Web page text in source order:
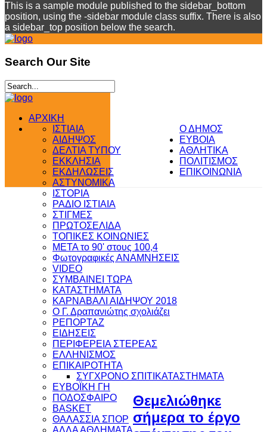
This is a sample module published to the sidebar_bottom
position, using the -sidebar module class suffix. There is also
a sidebar_top position below the search.
Search Our Site
ΑΡΧΙΚΗ
Ο ΔΗΜΟΣ
ΙΣΤΙΑΙΑ
ΑΙΔΗΨΟΣ
ΔΕΛΤΙΑ ΤΥΠΟΥ
ΕΚΚΛΗΣΙΑ
ΕΚΔΗΛΩΣΕΙΣ
ΑΣΤΥΝΟΜΙΚΑ
ΙΣΤΟΡΙΑ
ΡΑΔΙΟ ΙΣΤΙΑΙΑ
ΣΤΙΓΜΕΣ
ΠΡΩΤΟΣΕΛΙΔΑ
ΤΟΠΙΚΕΣ ΚΟΙΝΩΝΙΕΣ
ΜΕΤΑ το 90' στους 100,4
Φωτογραφικές ΑΝΑΜΝΗΣΕΙΣ
VIDEO
ΣΥΜΒΑΙΝΕΙ ΤΩΡΑ
ΚΑΤΑΣΤΗΜΑΤΑ
ΚΑΡΝΑΒΑΛΙ ΑΙΔΗΨΟΥ 2018
Ο Γ. Δραπανιώτης σχολιάζει
ΡΕΠΟΡΤΑΖ
ΕΥΒΟΙΑ
ΕΙΔΗΣΕΙΣ
ΠΕΡΙΦΕΡΕΙΑ ΣΤΕΡΕΑΣ
ΕΛΛΗΝΙΣΜΟΣ
ΕΠΙΚΑΙΡΟΤΗΤΑ
ΚΑΤΑΣΤΗΜΑΤΑ
ΣΥΓΧΡΟΝΟ ΣΠΙΤΙ
ΕΥΒΟΪΚΗ ΓΗ
ΑΘΛΗΤΙΚΑ
ΠΟΔΟΣΦΑΙΡΟ
BASKET
ΘΑΛΑΣΣΙΑ ΣΠΟΡ
ΑΛΛΑ ΑΘΛΗΜΑΤΑ
ΠΟΛΙΤΙΣΜΟΣ
ΕΠΙΚΟΙΝΩΝΙΑ
Θεμελιώθηκε
σήμερα το έργο